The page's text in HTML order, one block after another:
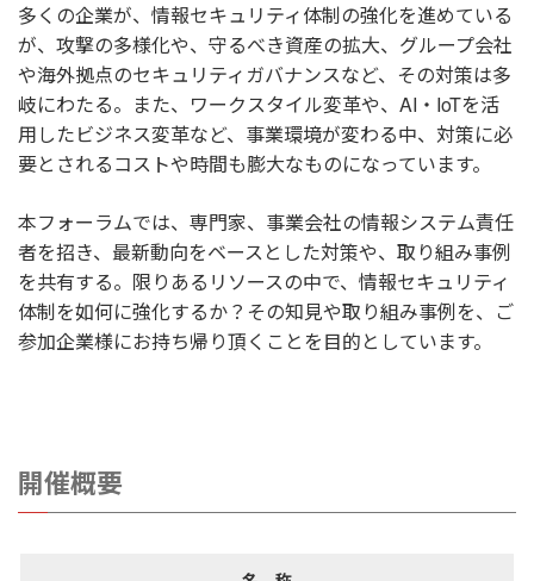
多くの企業が、情報セキュリティ体制の強化を進めている
が、攻撃の多様化や、守るべき資産の拡大、グループ会社
や海外拠点のセキュリティガバナンスなど、その対策は多
岐にわたる。また、ワークスタイル変革や、AI・IoTを活
用したビジネス変革など、事業環境が変わる中、対策に必
要とされるコストや時間も膨大なものになっています。
本フォーラムでは、専門家、事業会社の情報システム責任
者を招き、最新動向をベースとした対策や、取り組み事例
を共有する。限りあるリソースの中で、情報セキュリティ
体制を如何に強化するか？その知見や取り組み事例を、ご
参加企業様にお持ち帰り頂くことを目的としています。
開催概要